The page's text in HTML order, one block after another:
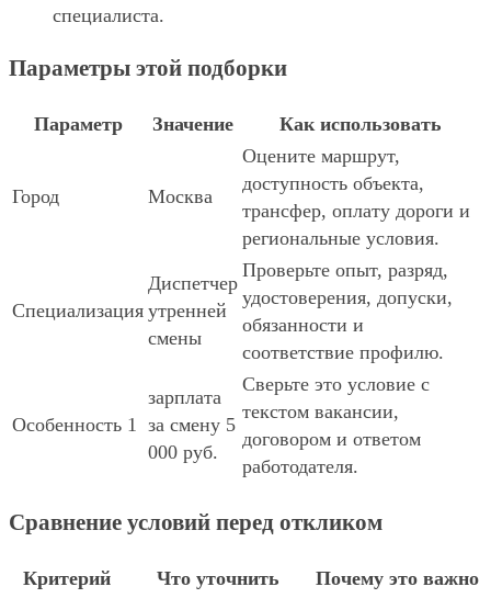
специалиста.
Параметры этой подборки
Параметр Значение Как использовать
Город Москва
Оцените маршрут,
доступность объекта,
трансфер, оплату дороги и
региональные условия.
Специализация
Диспетчер
утренней
смены
Проверьте опыт, разряд,
удостоверения, допуски,
обязанности и
соответствие профилю.
Особенность 1
зарплата
за смену 5
000 руб.
Сверьте это условие с
текстом вакансии,
договором и ответом
работодателя.
Сравнение условий перед откликом
Критерий Что уточнить Почему это важно